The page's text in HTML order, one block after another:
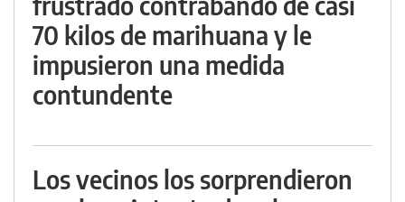
70 kilos de marihuana y le
impusieron una medida
contundente
Los vecinos los sorprendieron